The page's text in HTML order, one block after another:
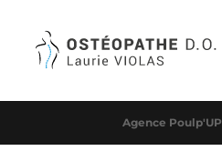
Agence Poulp'UP